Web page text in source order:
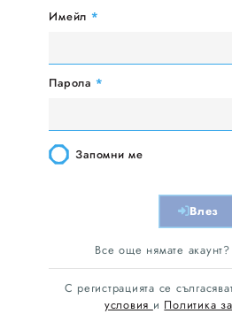
Имейл *
Парола *
Запомни ме
Влез
Все още нямате акаунт?
С регистрацията се
условия и Политика